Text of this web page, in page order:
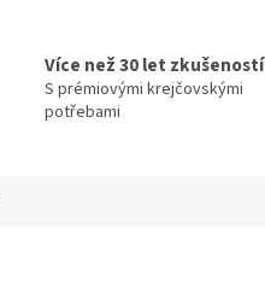
Více než 30 let zkušeností
S prémiovými krejčovskými
potřebami